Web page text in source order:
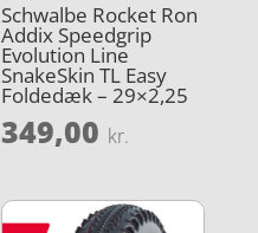
Schwalbe Rocket Ron
Addix Speedgrip
Evolution Line
SnakeSkin TL Easy
Foldedæk – 29×2,25
349,00 kr.